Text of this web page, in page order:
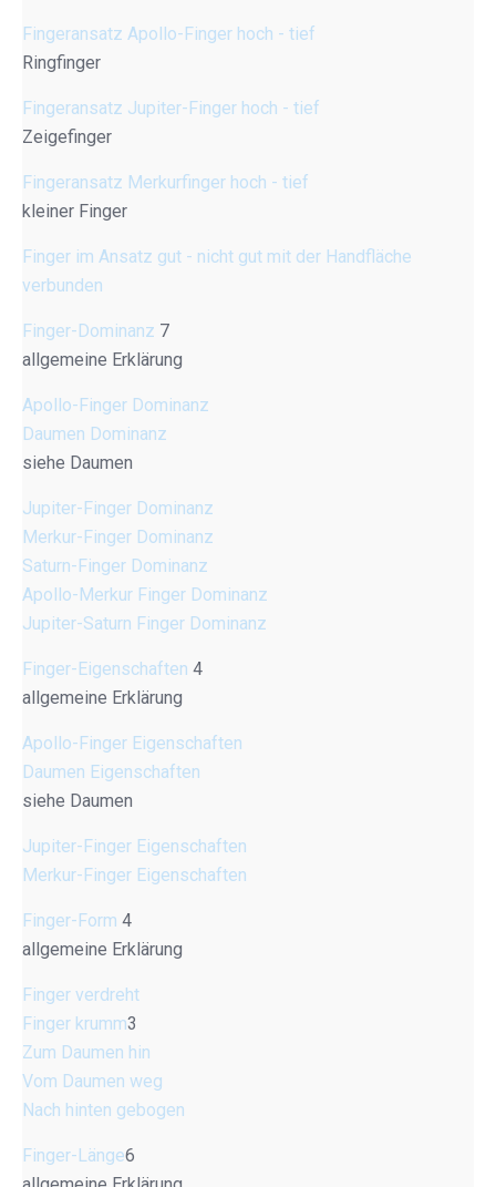
Fingeransatz Apollo-Finger hoch - tief
Ringfinger
Fingeransatz Jupiter-Finger hoch - tief
Zeigefinger
Fingeransatz Merkurfinger hoch - tief
kleiner Finger
Finger im Ansatz gut - nicht gut mit der Handfläche
verbunden
Finger-Dominanz 7
allgemeine Erklärung
Apollo-Finger Dominanz
Daumen Dominanz
siehe Daumen
Jupiter-Finger Dominanz
Merkur-Finger Dominanz
Saturn-Finger Dominanz
Apollo-Merkur Finger Dominanz
Jupiter-Saturn Finger Dominanz
Finger-Eigenschaften 4
allgemeine Erklärung
Apollo-Finger Eigenschaften
Daumen Eigenschaften
siehe Daumen
Jupiter-Finger Eigenschaften
Merkur-Finger Eigenschaften
Finger-Form 4
allgemeine Erklärung
Finger verdreht
Finger krumm3
Zum Daumen hin
Vom Daumen weg
Nach hinten gebogen
Finger-Länge6